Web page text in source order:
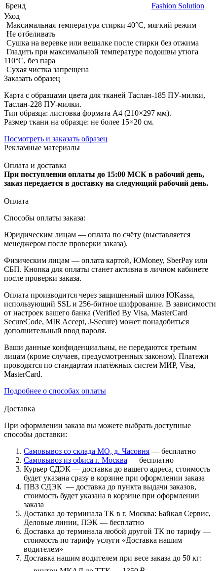
Бренд
Fashion Solution
Уход
Максимальная температура стирки 40°C, мягкий режим
Не отбеливать
Сушка на веревке или вешалке после стирки без отжима
Гладить при максимальной температуре подошвы утюга
110°C, без пара
Сухая чистка запрещена
Заказать образец
Карта с образцами цвета для тканей Таслан-185 ПУ-милки,
Таслан-228 ПУ-милки.
Тип образца: листовка формата А4 (210×297 мм).
Размер ткани на образце: не более 15×20 см.
Посмотреть и заказать образец
Рекламные материалы
Оплата и доставка
При поступлении оплаты до 15:00 МСК в рабочий день,
заказ передается в доставку на следующий рабочий день.
Оплата
Способы оплаты заказа:
Юридическим лицам — оплата по счёту (выставляется
менеджером после проверки заказа).
Физическим лицам — оплата картой, ЮMoney, SberPay или
СБП. Кнопка для оплаты станет активна в личном кабинете
после проверки заказа.
Оплата производится через защищенный шлюз ЮKassa,
использующий SSL и 256-битное шифрование. В зависимости
от настроек вашего банка (Verified By Visa, MasterCard
SecureCode, MIR Accept, J-Secure) может понадобиться
дополнительный ввод пароля.
Ваши данные конфиденциальны, не передаются третьим
лицам (кроме случаев, предусмотренных законом). Платежи
проводятся по стандартам платёжных систем МИР, Visa,
MasterCard.
Подробнее о способах оплаты
Доставка
При оформлении заказа вы можете выбрать доступные
способы доставки:
Самовывоз со склада МО, д. Часовня — бесплатно
Самовывоз из офиса г. Москва — бесплатно
Курьер СДЭК — доставка до вашего адреса, стоимость
будет указана сразу в корзине при оформлении заказа
ПВЗ СДЭК — доставка до пункта выдачи заказов,
стоимость будет указана в корзине при оформлении
заказа
Доставка до терминала ТК в г. Москва: Байкал Сервис,
Деловые линии, ПЭК — бесплатно
Доставка до терминала любой другой ТК по тарифу —
стоимость по тарифу услуги «Доставка нашим
водителем»
Доставка нашим водителем при весе заказа до 50 кг: